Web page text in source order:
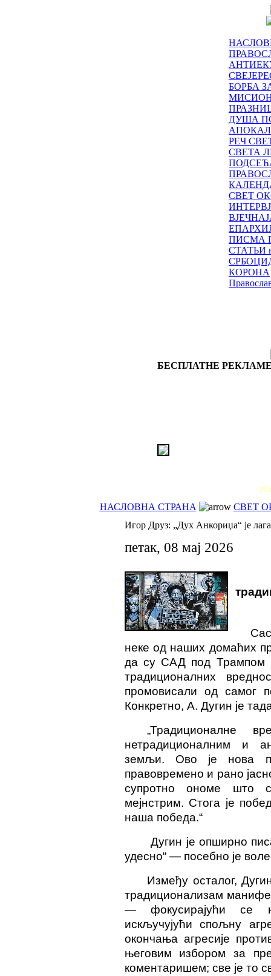
БОРБА
ДУША
РЕЧ
СВЕТА
СВЕТ
ПИСМА
СТАТЬИ
КОРОНА
БЕСПЛАТНЕ
НАСЛОВНА СТРАНА
СВЕТ
Игор Друз: „Дух Анкориџа“ је
петак, 08 мај 2026
неке од наших домаћих
да су САД под Трампом
традиционалних
промовисали од самог
Конкретно, А. Дугин је
„Традиционалне
нетрадиционалним и
земљи. Ово је нова
правовремено и рано
супротно ономе што
мејнстрим. Стога је
наша победа.“
Дугин је опширно
удесно“ — посебно је
Између осталог,
традиционализам
— фокусирајући се
искључујући спољну
окончања агресије
његовим избором за
коментаришем; све је то